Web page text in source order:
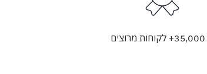
35,000+ לקוחות מרוצים